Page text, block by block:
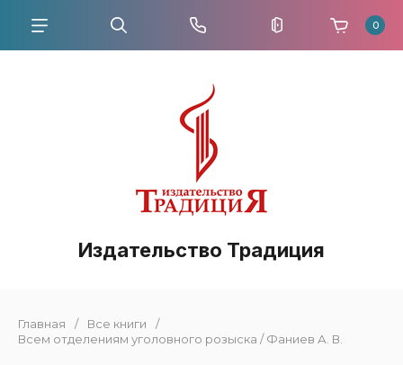
Издательство Традиция
0
Главная / Все книги
/
Всем отделениям уголовного розыска / Фаниев А. В.